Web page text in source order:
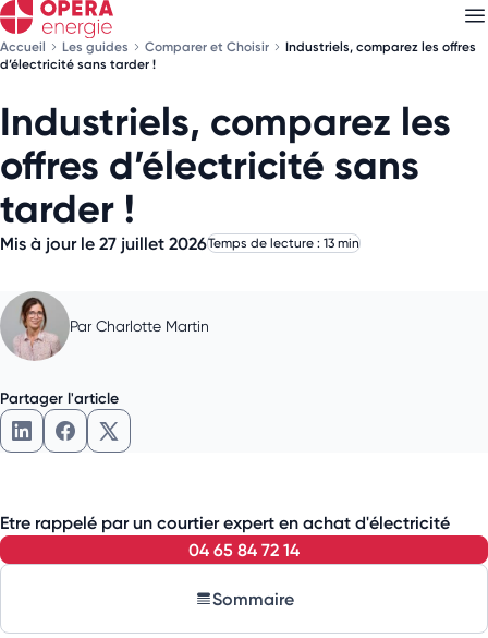
Accueil Les guides Comparer et Choisir
Industriels, comparez les offres
d’électricité sans tarder !
Industriels, comparez les
offres d’électricité sans
tarder !
Mis à jour le 27 juillet 2026Temps de lecture : 13 min
Par Charlotte Martin
Partager l'article
Partager l'article sur LinkedIn
Partager l'article sur Facebook
Partager l'article sur X
Etre rappelé par un courtier expert en achat d'électricité
04 65 84 72 14
Sommaire
Découvrez nosnewsletters
Choisissez les newsletters qui vous intéressent